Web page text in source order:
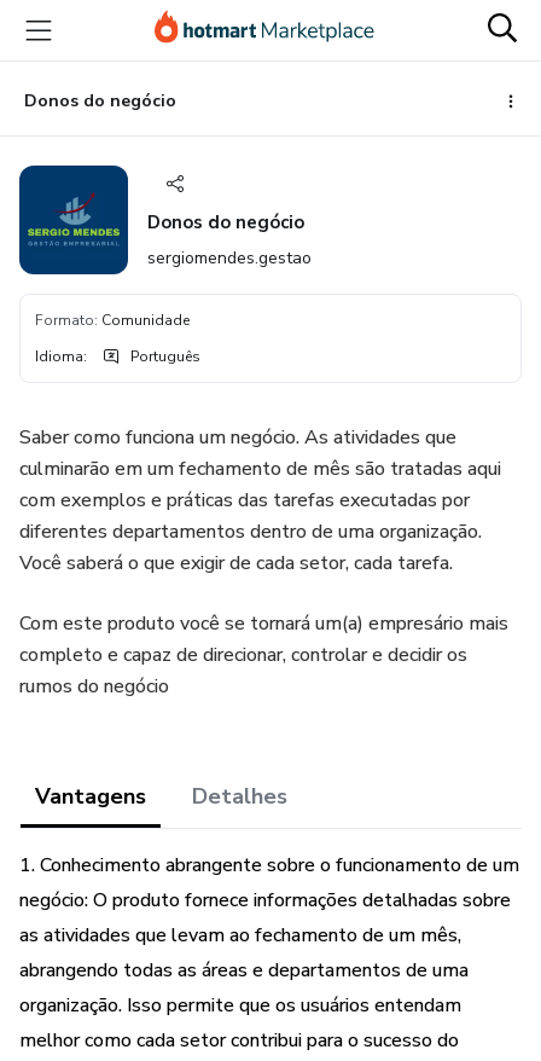
para
conteúdo
principal
para
pagamento
para
rodapé
Donos do negócio
Donos do negócio
sergiomendes.gestao
Formato: Comunidade
Idioma: Português
Saber como funciona um negócio. As atividades que
culminarão em um fechamento de mês são tratadas aqui
com exemplos e práticas das tarefas executadas por
diferentes departamentos dentro de uma organização.
Você saberá o que exigir de cada setor, cada tarefa.
Com este produto você se tornará um(a) empresário mais
completo e capaz de direcionar, controlar e decidir os
rumos do negócio
Vantagens Detalhes
1. Conhecimento abrangente sobre o funcionamento de um
negócio: O produto fornece informações detalhadas sobre
as atividades que levam ao fechamento de um mês,
abrangendo todas as áreas e departamentos de uma
organização. Isso permite que os usuários entendam
melhor como cada setor contribui para o sucesso do